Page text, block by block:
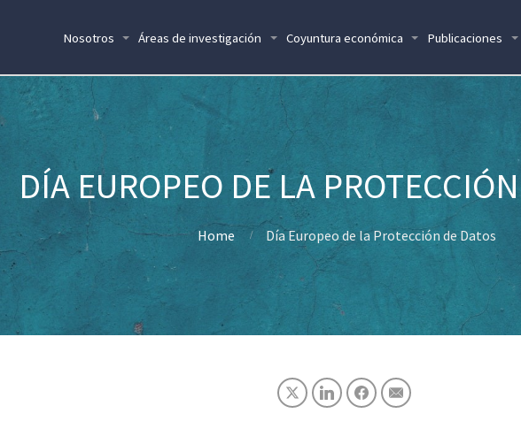
Nosotros Áreas de investigación Coyuntura económica Publicaciones
DÍA EUROPEO DE LA
Home Día Europeo de la Protección de Datos